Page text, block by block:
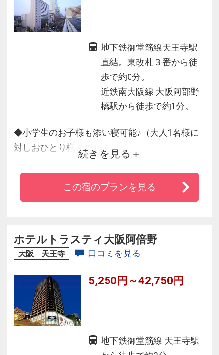
地下鉄御堂筋線天王寺駅
直結。東改札３番から徒
歩で約0分。
近鉄南大阪線 大阪阿部野
橋駅から徒歩で約1分。
◆小学生のお子様も添い寝可能♪（大人1名様に
対しおひとり様まで）
◆全室Wi-Fi接続無料・空気清浄器完備で快適
◆近隣にデパート・飲食店が多く便利
◆コーヒーメーカーを全室に設置（お一人様に
利用で約30分！
続きを見る
この宿のプランを見る
ホテルトラスティ大阪阿倍野
大阪 天王寺 口コミを見る
5,250円～42,750円
地下鉄御堂筋線 天王寺駅